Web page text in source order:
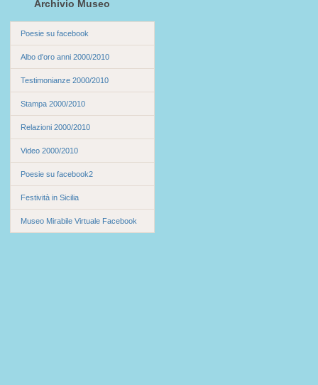
Archivio Museo
Poesie su facebook
Albo d'oro anni 2000/2010
Testimonianze 2000/2010
Stampa 2000/2010
Relazioni 2000/2010
Video 2000/2010
Poesie su facebook2
Festività in Sicilia
Museo Mirabile Virtuale Facebook